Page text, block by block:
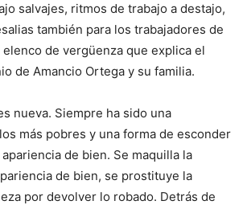
salvajes, ritmos de trabajo a destajo,
también para los trabajadores de
elenco de vergüenza que explica el
de Amancio Ortega y su familia.
nueva. Siempre ha sido una
más pobres y una forma de esconder
de bien. Se maquilla la
de bien, se prostituye la
por devolver lo robado. Detrás de